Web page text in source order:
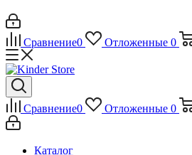
Сравнение0 Отложенные 0
Сравнение0 Отложенные 0
Каталог